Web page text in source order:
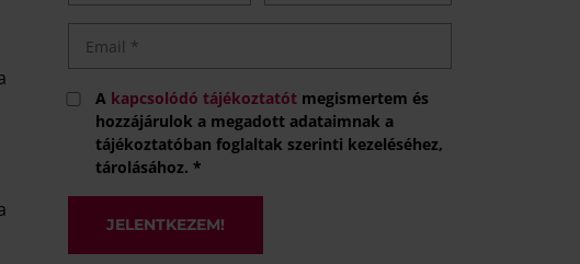
A kapcsolódó tájékoztatót megismertem és
hozzájárulok a megadott adataimnak a
tájékoztatóban foglaltak szerinti kezeléséhez,
tárolásához. *
JELENTKEZEM!